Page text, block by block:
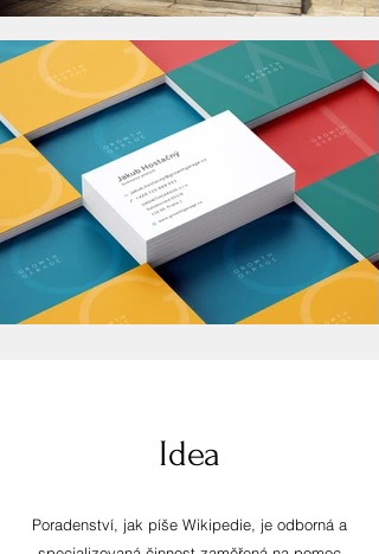
Idea
Poradenství, jak píše Wikipedie, je odborná a